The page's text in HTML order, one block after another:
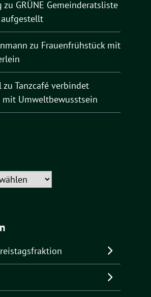
zu GRÜNE Gemeinderatsliste
zu Frauenfrühstück mit
zu Tanzcafé verbindet
mit Umweltbewusstsein